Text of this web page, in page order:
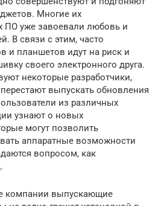
Многие их
ПО уже завоевали любовь и
В связи с этим, часто
и планшетов идут на риск и
своего электронного друга.
некоторые разработчики,
выпускать обновления
из различных
узнают о новых
могут позволить
аппаратные возможности
вопросом, как
компании выпускающие